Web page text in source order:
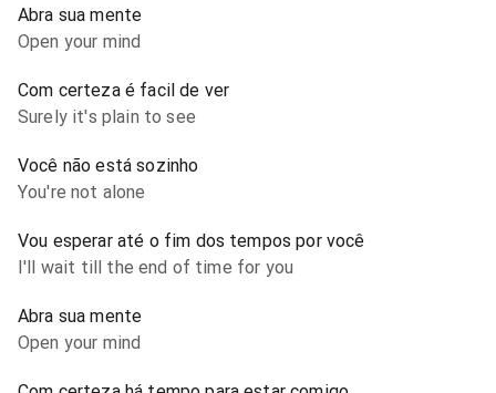
Abra sua mente
Open your mind
Com certeza é facil de ver
Surely it's plain to see
Você não está sozinho
You're not alone
Vou esperar até o fim dos tempos por você
I'll wait till the end of time for you
Abra sua mente
Open your mind